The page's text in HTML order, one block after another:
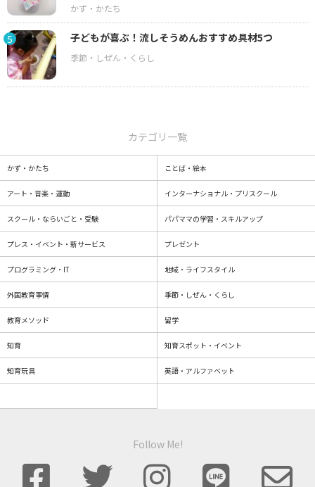
5 子どもが喜ぶ！流しそうめんおすすめ具材5つ
カテゴリ一覧
かず・かたち ことば・絵本
アート・音楽・運動 インターナショナル・プリスクール
スクール・ならいごと・受験 パパママの学習・スキルアップ
プレス・イベント・新サービス プレゼント
プログラミング・IT 地域・ライフスタイル
外国教育事情 季節・しぜん・くらし
教育メソッド 留学
知育 知育スポット・イベント
知育玩具 英語・アルファベット
Follow Me!